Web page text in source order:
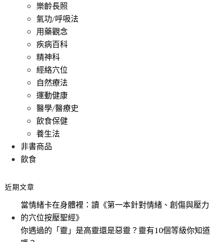
樂齡長照
氣功/呼吸法
用藥觀念
疾病百科
精神科
經絡穴位
自然療法
運動健康
醫學/醫療史
飲食保健
養生法
非書商品
飲食
近期文章
當情緒卡在身體裡：讀《第一本針對情緒、創傷與壓力
的穴位按壓聖經》
你遇過的「靈」是高靈還是惡靈？靈有10個等級你知道